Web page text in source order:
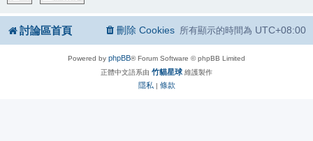
討論區首頁 所有顯示的時間為 UTC+08:00
刪除 Cookies
Powered by phpBB® Forum Software © phpBB Limited
正體中文語系由 竹貓星球 維護製作
隱私 | 條款